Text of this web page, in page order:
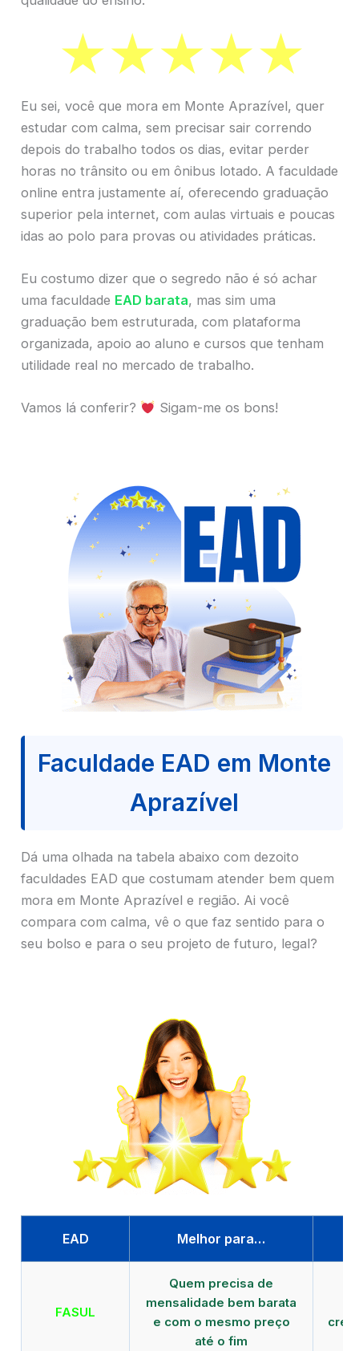
Eu sei, você que mora em Monte Aprazível, quer
estudar com calma, sem precisar sair correndo
depois do trabalho todos os dias, evitar perder
horas no trânsito ou em ônibus lotado. A faculdade
online entra justamente aí, oferecendo graduação
superior pela internet, com aulas virtuais e poucas
idas ao polo para provas ou atividades práticas.
Eu costumo dizer que o segredo não é só achar
uma faculdade EAD barata, mas sim uma
graduação bem estruturada, com plataforma
organizada, apoio ao aluno e cursos que tenham
utilidade real no mercado de trabalho.
Vamos lá conferir? Sigam-me os bons!
Faculdade EAD em Monte
Aprazível
Dá uma olhada na tabela abaixo com dezoito
faculdades EAD que costumam atender bem quem
mora em Monte Aprazível e região. Ai você
compara com calma, vê o que faz sentido para o
seu bolso e para o seu projeto de futuro, legal?
EAD Melhor para…
FASUL
Quem precisa de
mensalidade bem barata
e com o mesmo preço
até o fim